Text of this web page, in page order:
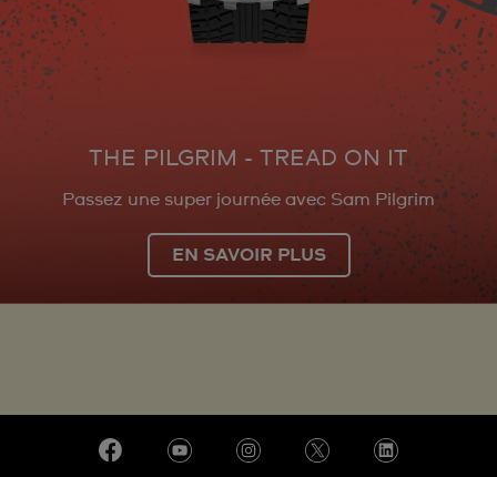
THE PILGRIM - TREAD ON IT
Passez une super journée avec Sam Pilgrim
EN SAVOIR PLUS